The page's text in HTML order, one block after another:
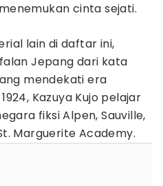
cinta sejati.
lain di daftar ini,
Jepang dari kata
mendekati era
Kazuya Kujo pelajar
fiksi Alpen, Sauville,
Marguerite Academy.